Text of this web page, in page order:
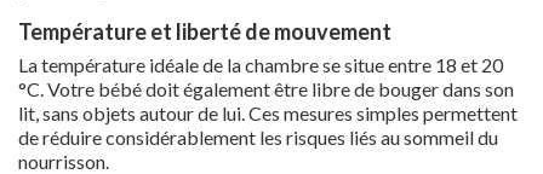
Température et liberté de mouvement
La température idéale de la chambre se situe entre 18 et 20
°C. Votre bébé doit également être libre de bouger dans son
lit, sans objets autour de lui. Ces mesures simples permettent
de réduire considérablement les risques liés au sommeil du
nourrisson.